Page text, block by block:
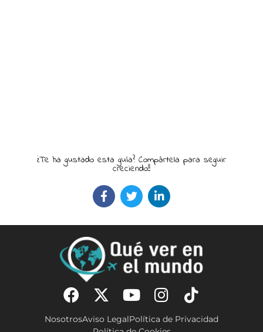
¿Te ha gustado esta guía? Compártela para seguir
creciendo!!
NosotrosAviso LegalPolítica de Privacidad